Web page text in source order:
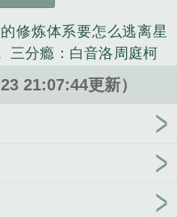
。于是开启了新时代科
。宋真活着出来，......
星空》是乐添欣精心创
修炼体系要怎么逃离星
三分瘾：白音洛周庭柯
医
打脸炫富表弟
完蛋了！穿到黑
江吟
嘎嘎炫奶
疯批竹马别过
21:07:44更新）